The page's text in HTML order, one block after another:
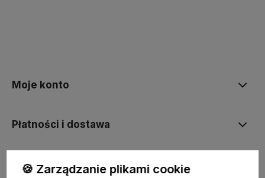
Moje konto
Płatności i dostawa
Informacje
🍪 Zarządzanie plikami cookie